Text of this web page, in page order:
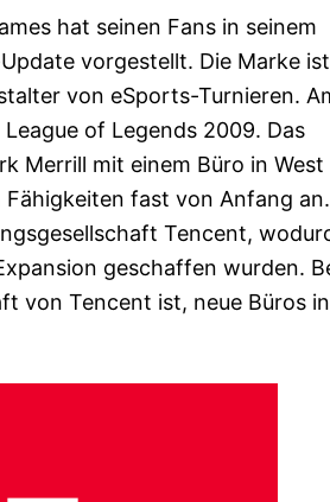
hat seinen Fans in seinem
vorgestellt. Die Marke
von eSports-Turnieren.
of Legends 2009. Das
Merrill mit einem Büro in West
fast von Anfang an.
Tencent,
geschaffen wurden.
von Tencent ist, neue Büros in